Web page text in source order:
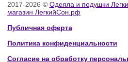
2017-2026 © Одеяла и подушки
магазин ЛегкийСон.рф
Публичная оферта
Политика конфиденциальности
Согласие на обработку